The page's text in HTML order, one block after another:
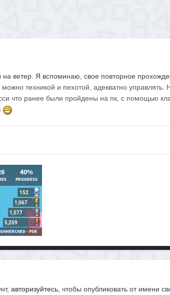
ветер. Я вспоминаю, свое повторное
техникой и пехотой, адекватно управлять.
что ранее были пройдены на пк, с помощью
авторизуйтесь, чтобы опубликовать от имени